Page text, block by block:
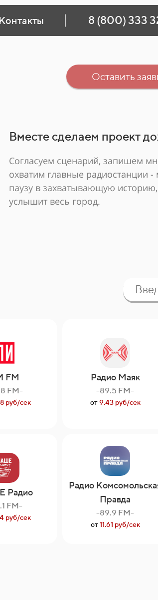
Контакты 8 (800) 333
Оставить
Вместе сделаем проект
Согласуем сценарий, запишем
охватим главные радиостанции
паузу в захватывающую
услышит весь город.
FM
FM-
руб/сек
Радио
FM-
руб/сек
Радио Маяк
-89.5 FM-
от9.43 руб/сек
Радио
Правда
-89.9 FM-
от11.61 руб/сек